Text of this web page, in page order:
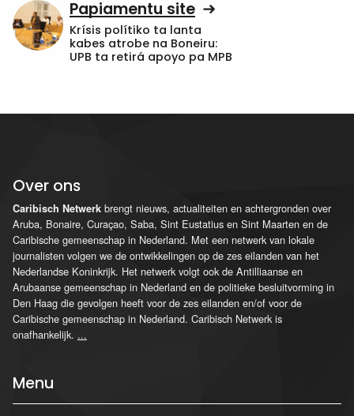
Papiamentu site
Krísis polítiko ta lanta
kabes atrobe na Boneiru:
UPB ta retirá apoyo pa MPB
Over ons
Caribisch Netwerk brengt nieuws, actualiteiten en achtergronden over
Aruba, Bonaire, Curaçao, Saba, Sint Eustatius en Sint Maarten en de
Caribische gemeenschap in Nederland. Met een netwerk van lokale
journalisten volgen we de ontwikkelingen op de zes eilanden van het
Nederlandse Koninkrijk. Het netwerk volgt ook de Antilliaanse en
Arubaanse gemeenschap in Nederland en de politieke besluitvorming in
Den Haag die gevolgen heeft voor de zes eilanden en/of voor de
Caribische gemeenschap in Nederland. Caribisch Netwerk is
onafhankelijk. ...
Menu